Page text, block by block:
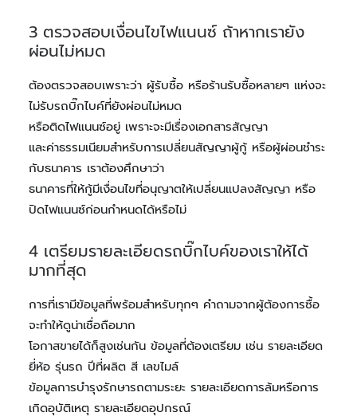
3 ตรวจสอบเงื่อนไขไฟแนนซ์ ถ้าหากเรายัง
ผ่อนไม่หมด
ต้องตรวจสอบเพราะว่า ผู้รับซื้อ หรือร้านรับซื้อหลายๆ แห่งจะ
ไม่รับรถบิ๊กไบค์ที่ยังผ่อนไม่หมด
หรือติดไฟแนนซ์อยู่ เพราะจะมีเรื่องเอกสารสัญญา
และค่าธรรมเนียมสำหรับการเปลี่ยนสัญญาผู้กู้ หรือผู้ผ่อนชำระ
กับธนาคาร เราต้องศึกษาว่า
ธนาคารที่ให้กู้มีเงื่อนไขที่อนุญาตให้เปลี่ยนแปลงสัญญา หรือ
ปิดไฟแนนซ์ก่อนกำหนดได้หรือไม่
4 เตรียมรายละเอียดรถบิ๊กไบค์ของเราให้ได้
มากที่สุด
การที่เรามีข้อมูลที่พร้อมสำหรับทุกๆ คำถามจากผู้ต้องการซื้อ
จะทำให้ดูน่าเชื่อถือมาก
โอกาสขายได้ก็สูงเช่นกัน ข้อมูลที่ต้องเตรียม เช่น รายละเอียด
ยี่ห้อ รุ่นรถ ปีที่ผลิต สี เลขไมล์
ข้อมูลการบำรุงรักษารถตามระยะ รายละเอียดการล้มหรือการ
เกิดอุบัติเหตุ รายละเอียดอุปกรณ์